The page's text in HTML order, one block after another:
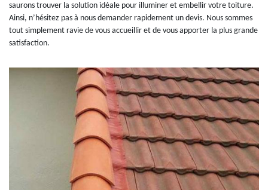
saurons trouver la solution idéale pour illuminer et embellir votre toiture.
Ainsi, n’hésitez pas à nous demander rapidement un devis. Nous sommes
tout simplement ravie de vous accueillir et de vous apporter la plus grande
satisfaction.